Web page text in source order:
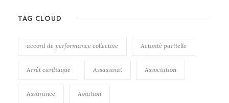
TAG CLOUD
accord de performance collective Activité partielle
Arrêt cardiaque Assassinat Association
Assurance Aviation